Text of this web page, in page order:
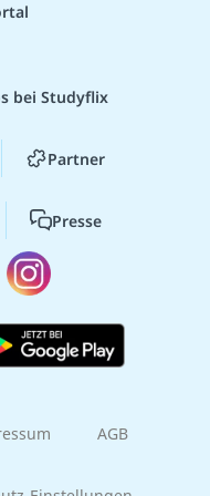
bei Studyflix
Partner
Presse
AGB